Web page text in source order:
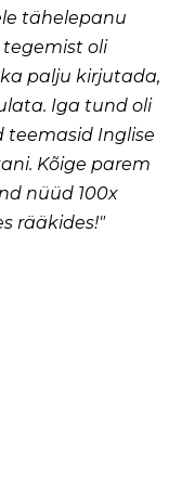
tähelepanu
tegemist oli
palju kirjutada,
Iga tund oli
teemasid Inglise
Kõige parem
nüüd 100x
rääkides!"